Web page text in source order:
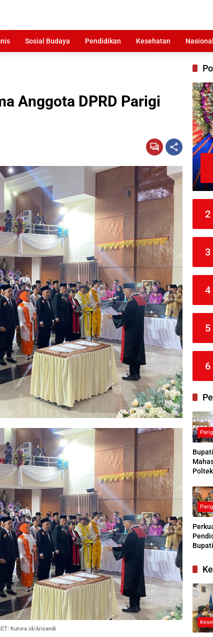
Sosial Budaya Pendidikan Kesehatan Nasional
Anggota DPRD Parigi
Kutora.id/Arisandi
2
3
4
5
6
Sosial